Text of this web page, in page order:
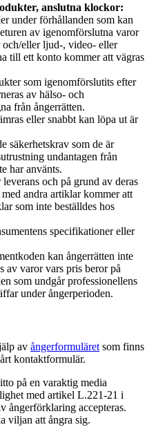
anslutna klockor:
under förhållanden som kan
av igenomförslutna varor
eller ljud-, video- eller
till ett konto kommer att vägras
som igenomförslutits efter
av hälso- och
från ångerrätten.
eller snabbt kan löpa ut är
säkerhetskrav som de är
undantagen från
har använts.
och på grund av deras
andra artiklar kommer att
som inte beställdes hos
specifikationer eller
kan ångerrätten inte
av varor vars pris beror på
som undgår professionellens
under ångerperioden.
av ångerformuläret som finns
kontaktformulär.
på en varaktig media
med artikel L.221-21 i
ångerförklaring accepteras.
viljan att ångra sig.